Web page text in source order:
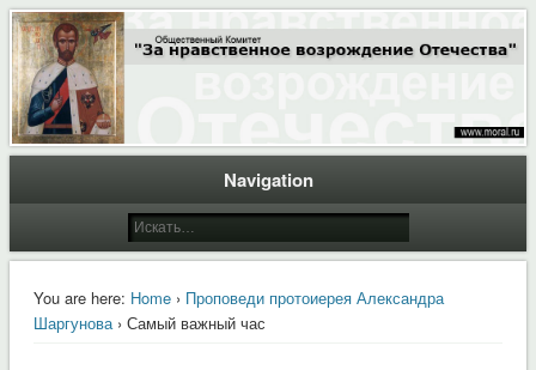
Moral.Ru
Общественный Комитет "За нравственное возрождение Отечества"
Navigation
You are here: Home› Проповеди протоиерея Александра
Шаргунова› Самый важный час